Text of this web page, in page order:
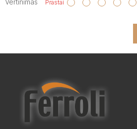
Vertinimas Prastai